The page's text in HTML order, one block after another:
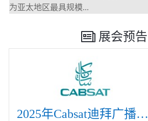
为亚太地区最具规模...
展会预告
2025年Cabsat迪拜广播电视展